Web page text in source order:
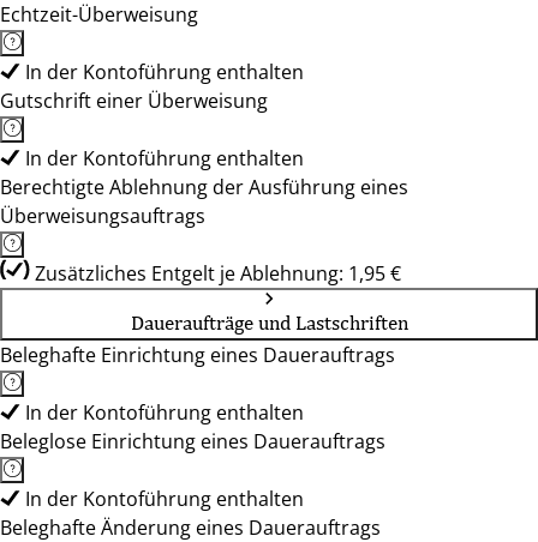
Echtzeit-Überweisung
In der Kontoführung enthalten
Gutschrift einer Überweisung
In der Kontoführung enthalten
Berechtigte Ablehnung der Ausführung eines
Überweisungsauftrags
Zusätzliches Entgelt je Ablehnung: 1,95 €
Daueraufträge und Lastschriften
Beleghafte Einrichtung eines Dauerauftrags
In der Kontoführung enthalten
Beleglose Einrichtung eines Dauerauftrags
In der Kontoführung enthalten
Beleghafte Änderung eines Dauerauftrags